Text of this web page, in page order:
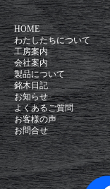
HOME
わたしたちについて
工房案内
会社案内
製品について
銘木日記
お知らせ
よくあるご質問
お客様の声
お問合せ